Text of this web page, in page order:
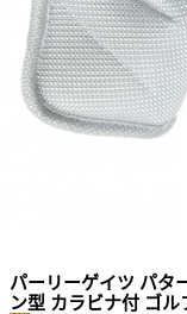
パーリーゲイツ パタ
ン型 カラビナ付 ゴ